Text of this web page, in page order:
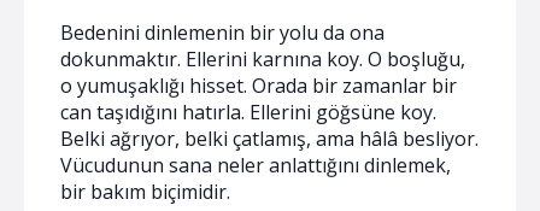
Bedenini dinlemenin bir yolu da ona
dokunmaktır. Ellerini karnına koy. O boşluğu,
o yumuşaklığı hisset. Orada bir zamanlar bir
can taşıdığını hatırla. Ellerini göğsüne koy.
Belki ağrıyor, belki çatlamış, ama hâlâ besliyor.
Vücudunun sana neler anlattığını dinlemek,
bir bakım biçimidir.